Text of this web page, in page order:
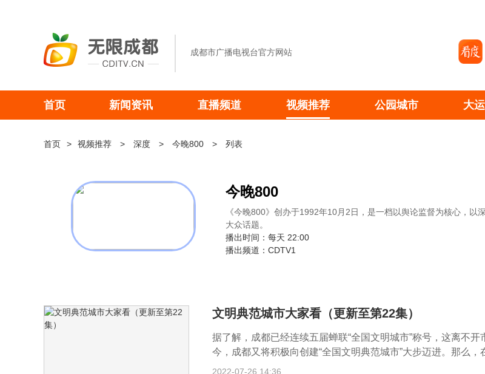
成都市广播电视台官方网站
首页 新闻资讯 直播频道
区县
其他
视频推荐 公园城市 大
首页 > 视频推荐 > 深度 > 今晚800 > 列表
今晚800
《今晚800》创办于1992年10月2日，是一档以舆论监督为核心，
大众话题。
播出时间：每天 22:00
播出频道：CDTV1
文明典范城市大家看（更新至第22集）
据了解，成都已经连续五届蝉联“全国文明城市”称号，这离不开
今，成都又将积极向创建“全国文明典范城市”大步迈进。那么，
2022-07-26 14:36